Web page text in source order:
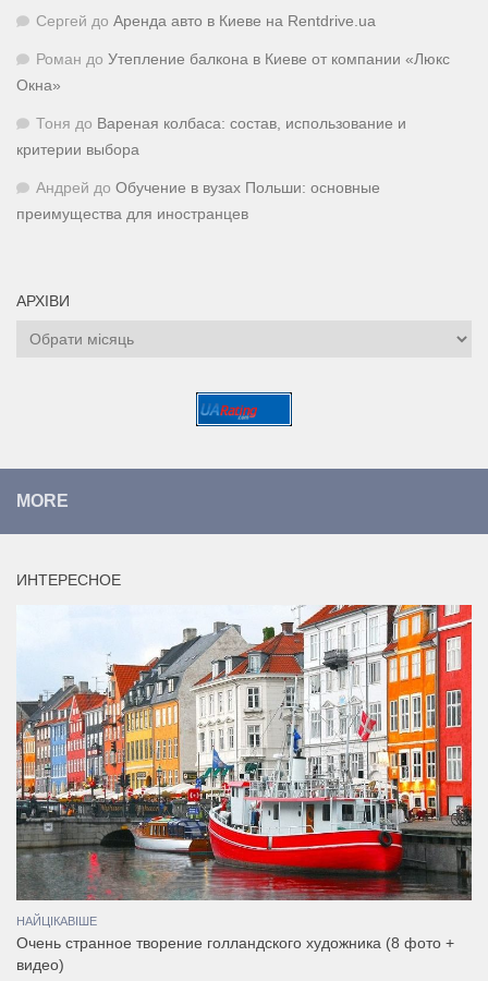
Сергей до Аренда авто в Киеве на Rentdrive.ua
Роман до Утепление балкона в Киеве от компании «Люкс
Окна»
Тоня до Вареная колбаса: состав, использование и
критерии выбора
Андрей до Обучение в вузах Польши: основные
преимущества для иностранцев
АРХІВИ
Архіви
MORE
ИНТЕРЕСНОЕ
НАЙЦІКАВІШЕ
Очень странное творение голландского художника (8 фото +
видео)